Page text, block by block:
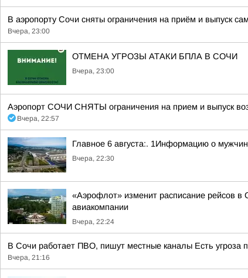
В аэропорту Сочи сняты ограничения на приём и выпуск
Вчера, 23:00
ОТМЕНА УГРОЗЫ АТАКИ БПЛА В СОЧИ
Вчера, 23:00
Аэропорт СОЧИ СНЯТЫ ограничения на прием и выпуск
Вчера, 22:57
Главное 6 августа:. 1Информацию о
Вчера, 22:30
«Аэрофлот» изменит расписание рейсов в
авиакомпании
Вчера, 22:24
В Сочи работает ПВО, пишут местные каналы Есть угроза
Вчера, 21:16